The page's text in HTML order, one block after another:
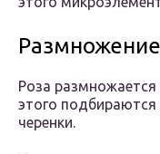
Роза
этого
черенки.